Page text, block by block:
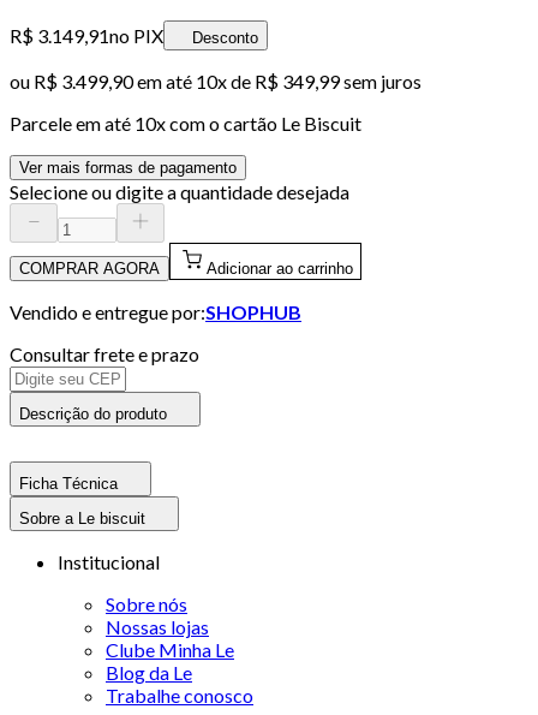
R$ 3.149,91no PIX Desconto
ou R$ 3.499,90em até 10x de R$ 349,99 sem juros
Parcele em até 10x com o cartão Le Biscuit
Ver mais formas de pagamento
Selecione ou digite a quantidade desejada
COMPRAR AGORA Adicionar ao carrinho
Vendido e entregue por:SHOPHUB
Consultar frete e prazo
Descrição do produto
Ficha Técnica
Sobre a Le biscuit
Institucional
Sobre nós
Nossas lojas
Clube Minha Le
Blog da Le
Trabalhe conosco